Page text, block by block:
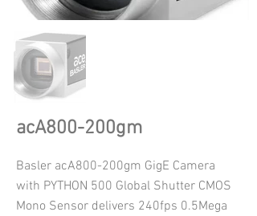
acA800-200gm
Basler acA800-200gm GigE Camera
with PYTHON 500 Global Shutter CMOS
Mono Sensor delivers 240fps 0.5Mega